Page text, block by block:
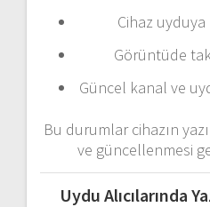
Cihaz uyduya
Görüntüde
Güncel kanal ve
Bu durumlarcihazın
ve güncellenmesi
Uydu Alıcılarında